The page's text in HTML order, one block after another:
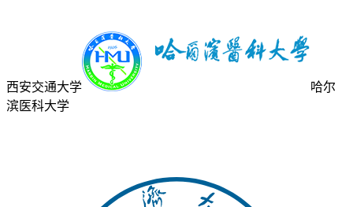
西安交通大学
哈尔
滨医科大学